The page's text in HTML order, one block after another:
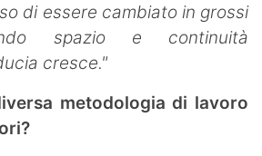
di essere cambiato in grossi
spazio e continuità
cresce."
metodologia di lavoro